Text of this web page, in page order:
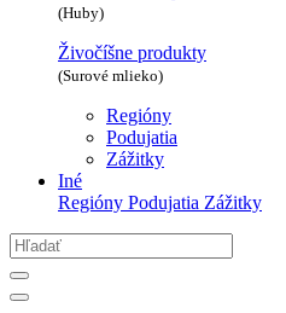
(Huby)
Živočíšne produkty
(Surové mlieko)
Regióny
Podujatia
Zážitky
Iné
Regióny Podujatia Zážitky